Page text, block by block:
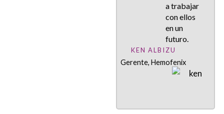
a trabajar
con ellos
en un
futuro.
KEN ALBIZU
Gerente, Hemofenix